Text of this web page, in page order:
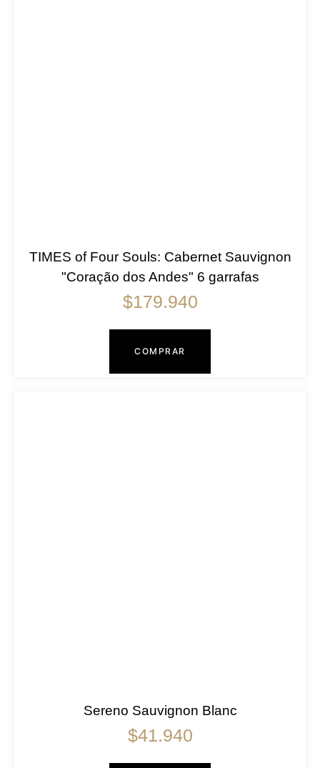
TIMES of Four Souls: Cabernet Sauvignon
"Coração dos Andes" 6 garrafas
$179.940
COMPRAR
Sereno Sauvignon Blanc
$41.940